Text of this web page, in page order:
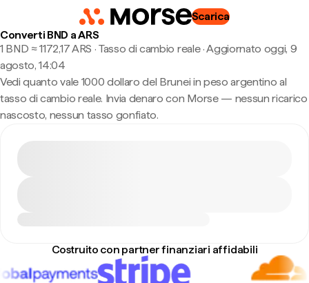
Scarica
Converti BND a ARS
1 BND ≈ 1172,17 ARS · Tasso di cambio reale·Aggiornato oggi, 9
agosto, 14:04
Vedi quanto vale 1000 dollaro del Brunei in peso argentino al
tasso di cambio reale. Invia denaro con Morse — nessun ricarico
nascosto, nessun tasso gonfiato.
Costruito con partner finanziari affidabili